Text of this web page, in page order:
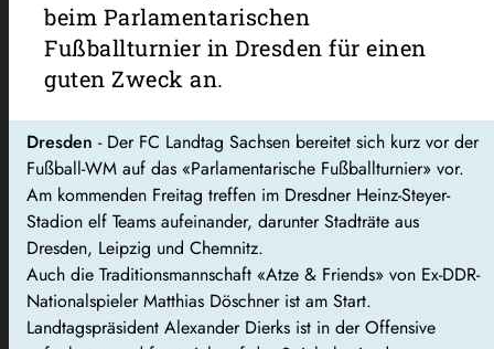
beim Parlamentarischen
Fußballturnier in Dresden für einen
guten Zweck an.
Dresden - Der FC Landtag Sachsen bereitet sich kurz vor der
Fußball-WM auf das «Parlamentarische Fußballturnier» vor.
Am kommenden Freitag treffen im Dresdner Heinz-Steyer-
Stadion elf Teams aufeinander, darunter Stadträte aus
Dresden, Leipzig und Chemnitz.
Auch die Traditionsmannschaft «Atze & Friends» von Ex-DDR-
Nationalspieler Matthias Döschner ist am Start.
Landtagspräsident Alexander Dierks ist in der Offensive